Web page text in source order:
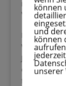
magische
vonMelina|
Magie
erfüllt.
fühlen wir
können
und
können
unserer